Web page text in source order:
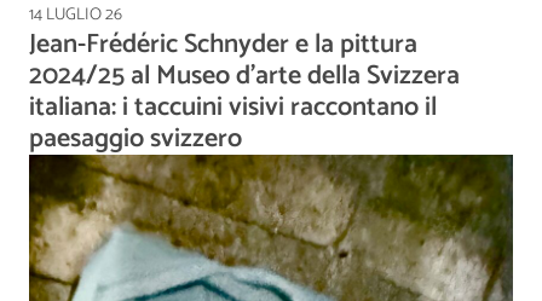
14 LUGLIO 26
Jean-Frédéric Schnyder e la pittura
2024/25 al Museo d'arte della Svizzera
italiana: i taccuini visivi raccontano il
paesaggio svizzero